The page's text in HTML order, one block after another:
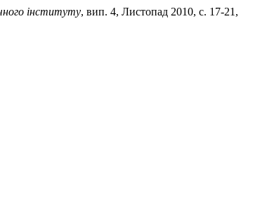
інституту, вип. 4, Листопад 2010, с. 17-21,